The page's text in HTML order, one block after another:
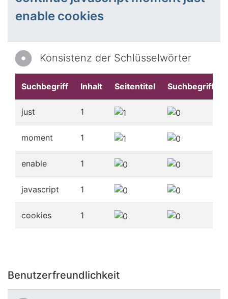
enable cookies
Konsistenz der Schlüsselwörter
Suchbegriff Inhalt Seitentitel Suchbegriffe
just 1
moment 1
enable 1
javascript 1
cookies 1
Benutzerfreundlichkeit